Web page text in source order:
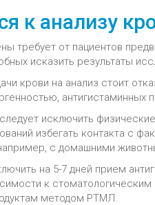
к анализу
требует от пациентов
исказить результаты
крови на анализ стоит
антигистаминных
исключить
избегать контакта с
с домашними
на 5-7 дней прием
к
методом РТМЛ.